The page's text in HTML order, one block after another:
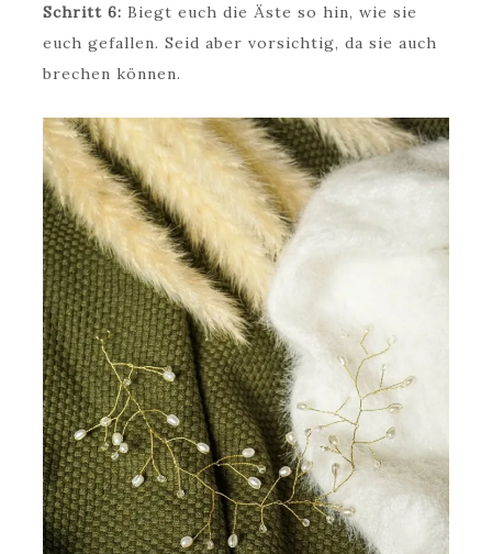
Schritt 6: Biegt euch die Äste so hin, wie sie
euch gefallen. Seid aber vorsichtig, da sie auch
brechen können.